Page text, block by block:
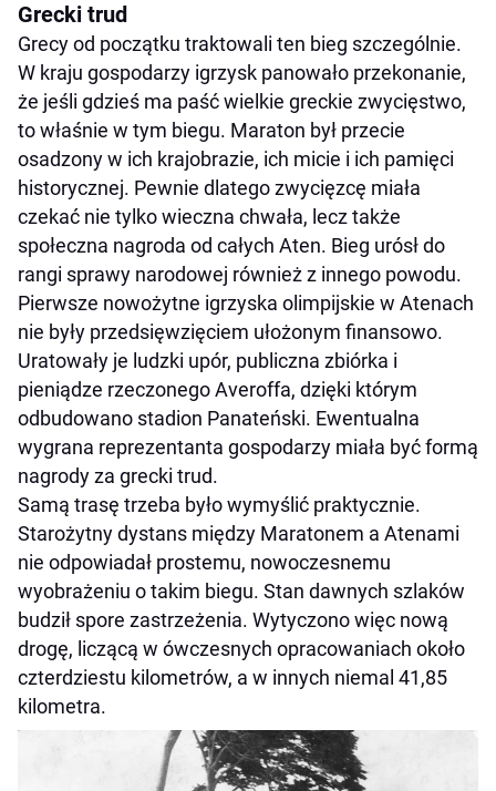
Grecki trud
Grecy od początku traktowali ten bieg szczególnie.
W kraju gospodarzy igrzysk panowało przekonanie,
że jeśli gdzieś ma paść wielkie greckie zwycięstwo,
to właśnie w tym biegu. Maraton był przecie
osadzony w ich krajobrazie, ich micie i ich pamięci
historycznej. Pewnie dlatego zwycięzcę miała
czekać nie tylko wieczna chwała, lecz także
społeczna nagroda od całych Aten. Bieg urósł do
rangi sprawy narodowej również z innego powodu.
Pierwsze nowożytne igrzyska olimpijskie w Atenach
nie były przedsięwzięciem ułożonym finansowo.
Uratowały je ludzki upór, publiczna zbiórka i
pieniądze rzeczonego Averoffa, dzięki którym
odbudowano stadion Panateński. Ewentualna
wygrana reprezentanta gospodarzy miała być formą
nagrody za grecki trud.
Samą trasę trzeba było wymyślić praktycznie.
Starożytny dystans między Maratonem a Atenami
nie odpowiadał prostemu, nowoczesnemu
wyobrażeniu o takim biegu. Stan dawnych szlaków
budził spore zastrzeżenia. Wytyczono więc nową
drogę, liczącą w ówczesnych opracowaniach około
czterdziestu kilometrów, a w innych niemal 41,85
kilometra.